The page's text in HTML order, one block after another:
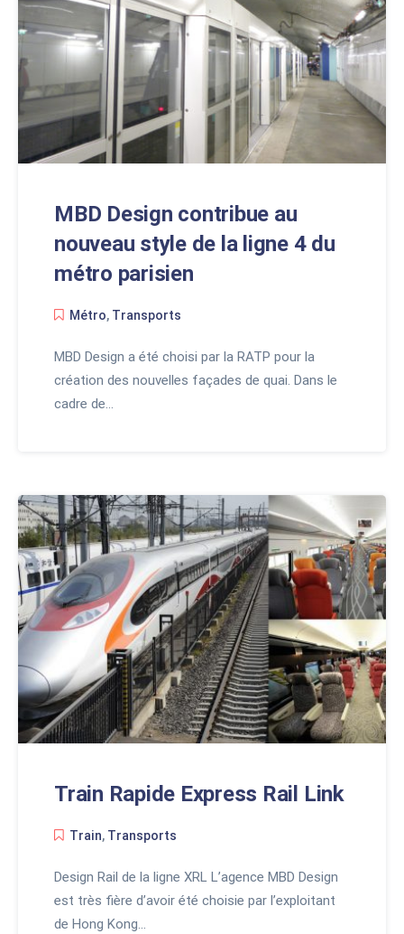
MBD Design contribue au
nouveau style de la ligne 4 du
métro parisien
Métro, Transports
MBD Design a été choisi par la RATP pour la
création des nouvelles façades de quai. Dans le
cadre de…
Train Rapide Express Rail Link
Train, Transports
Design Rail de la ligne XRL L’agence MBD Design
est très fière d’avoir été choisie par l’exploitant
de Hong Kong…